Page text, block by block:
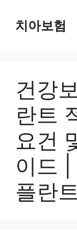
content치아보험
건강
란트
요건
이드 |
플란